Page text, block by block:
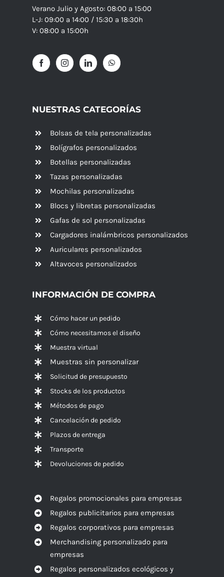
Verano Julio y Agosto: 08:00 a 15:00
L-J: 09:00 a 14:00 / 15:30 a 18:30h
V: 08:00 a 15:00h
NUESTRAS CATEGORÍAS
Bolsas de tela personalizadas
Bolígrafos personalizados
Botellas personalizadas
Tazas personalizadas
Mochilas personalizadas
Blocs y libretas personalizadas
Gafas de sol personalizadas
Cargadores inalámbricos personalizados
Auriculares personalizados
Altavoces personalizados
INFORMACIÓN DE COMPRA
Cómo hacer un pedido
Cómo necesitamos el diseño
Muestra virtual
Muestras sin personalizar
Solicitud de presupuesto
Stocks de los productos
Métodos de pago
Cancelación de pedido
Plazos de entrega
Transporte
Devoluciones de pedido
Regalos promocionales para empresas
Regalos publicitarios para empresas
Regalos corporativos para empresas
Merchandising personalizado para
empresas
Regalos personalizados ecológicos y